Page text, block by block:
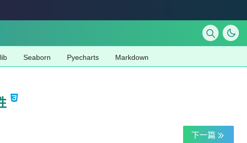
Seaborn Pyecharts Markdown
下一篇